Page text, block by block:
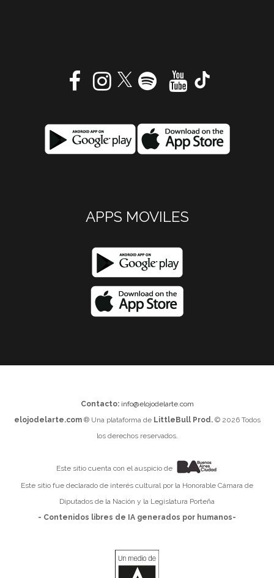
APPS MOVILES
Contacto: info@elojodelarte.com
elojodelarte.com® Una plataforma de LittleBull Prod.© 2026 Todos
los derechos reservados.
Este sitio cuenta con el auspicio de
Este sitio fue declarado de interés cultural por la Honorable Cámara de
Diputados de la Nación y la Legislatura Porteña
- Contenidos libres de IA generados por humanos-